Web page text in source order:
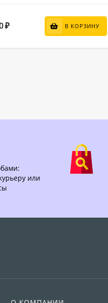
₽ В КОРЗИНУ
или